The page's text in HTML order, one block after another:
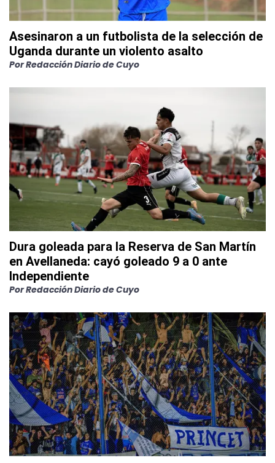
Asesinaron a un futbolista de la selección de
Uganda durante un violento asalto
PorRedacción Diario de Cuyo
Dura goleada para la Reserva de San Martín
en Avellaneda: cayó goleado 9 a 0 ante
Independiente
PorRedacción Diario de Cuyo